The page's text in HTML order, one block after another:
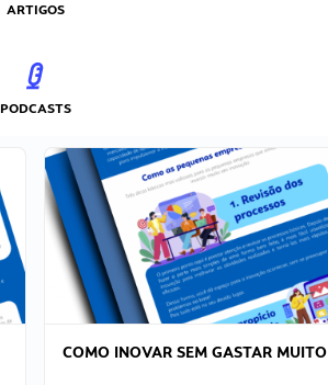
ARTIGOS
PODCASTS
COMO INOVAR SEM GASTAR MUITO